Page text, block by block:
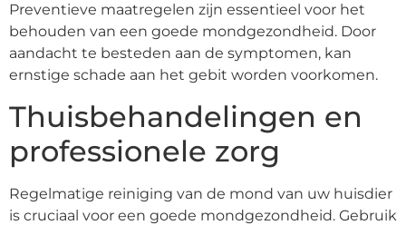
Preventieve maatregelen zijn essentieel voor het
behouden van een goede mondgezondheid. Door
aandacht te besteden aan de symptomen, kan
ernstige schade aan het gebit worden voorkomen.
Thuisbehandelingen en
professionele zorg
Regelmatige reiniging van de mond van uw huisdier
is cruciaal voor een goede mondgezondheid. Gebruik